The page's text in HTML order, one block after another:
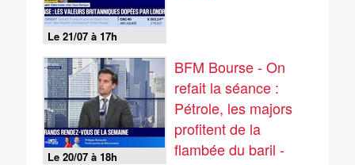
Le 21/07 à 17h
Le 20/07 à 18h
BFM Bourse - On
refait la séance :
Pétrole, les majors
profitent de la
flambée du baril -